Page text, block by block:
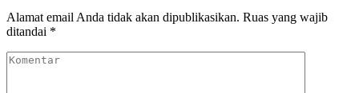
Alamat email Anda tidak akan dipublikasikan. Ruas yang wajib
ditandai *